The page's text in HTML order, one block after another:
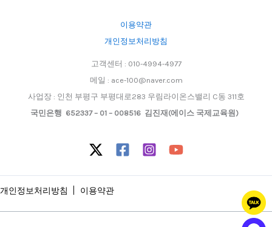
이용약관
개인정보처리방침
고객센터 : 010-4994-4977
메일 : ace-100@naver.com
사업장 : 인천 부평구 부평대로283 우림라이온스밸리 C동 311호
국민은행 652337 – 01 – 008516 김진재(에이스 국제교육원)
개인정보처리방침 이용약관